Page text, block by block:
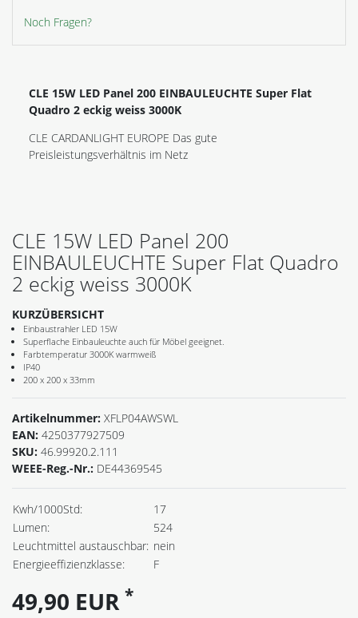
Noch Fragen?
CLE 15W LED Panel 200 EINBAULEUCHTE Super Flat
Quadro 2 eckig weiss 3000K
CLE CARDANLIGHT EUROPE Das gute
Preisleistungsverhältnis im Netz
CLE 15W LED Panel 200
EINBAULEUCHTE Super Flat Quadro
2 eckig weiss 3000K
KURZÜBERSICHT
Einbaustrahler LED 15W
Superflache Einbauleuchte auch für Möbel geeignet.
Farbtemperatur 3000K warmweiß
IP40
200 x 200 x 33mm
Artikelnummer: XFLP04AWSWL
EAN: 4250377927509
SKU: 46.99920.2.111
WEEE-Reg.-Nr.: DE44369545
Kwh/1000Std:
17
Lumen:
524
Leuchtmittel austauschbar: nein
Energieeffizienzklasse:
F
49,90 EUR *